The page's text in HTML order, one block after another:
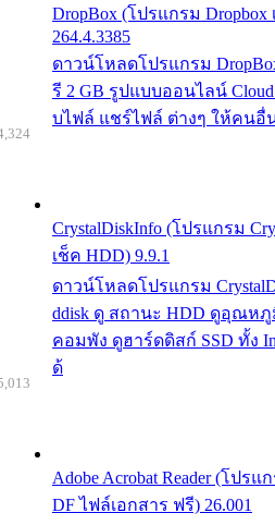
DropBox (โปรแกรม
264.4.3385
ดาวน์โหลดโปรแกรม
รี 2 GB รูปแบบออนไลน์
บไฟล์ แชร์ไฟล์ ต่างๆ ให้คนอื่
CrystalDiskInfo (โปรแกรม
เช็ค HDD) 9.9.1
ดาวน์โหลดโปรแกรม
ddisk ดู สถานะ HDD ดูอุณหภู
คอมพัง ดูฮาร์ดดิสก์ SSD ทั้ง
ด้
Adobe Acrobat Reader (โปร
DF ไฟล์เอกสาร ฟรี) 26.001